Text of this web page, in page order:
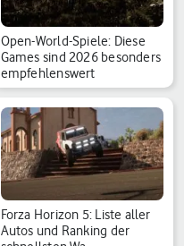
Open-World-Spiele: Diese
Games sind 2026 besonders
empfehlenswert
Forza Horizon 5: Liste aller
Autos und Ranking der